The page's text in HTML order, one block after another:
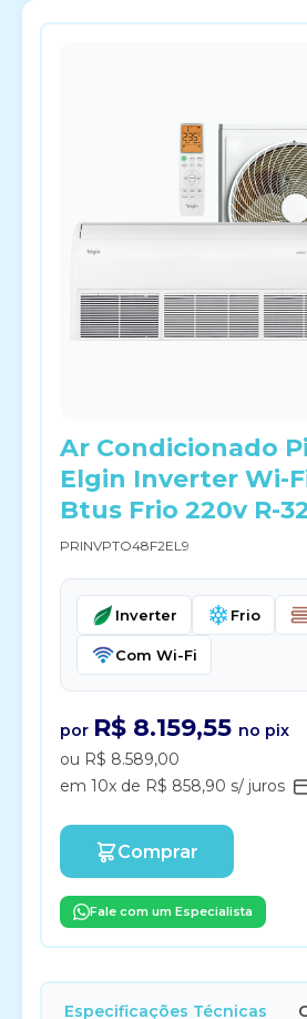
Ar Condicionado
Elgin Inverter Wi-
Btus Frio 220v R-
PRINVPTO48F2EL9
Inverter Frio
Com Wi-Fi
por R$ 8.159,55 no pix
ou R$ 8.589,00
em 10x de R$ 858,90 s/ juros
Comprar
Fale com um Especialista
Especificações Técnicas